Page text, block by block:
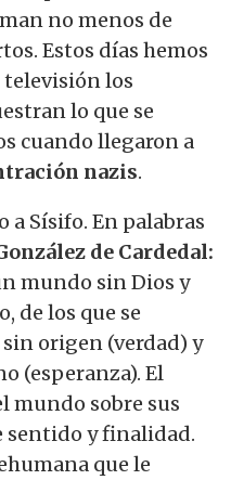
no menos de
Estos días hemos
televisión los
lo que se
cuando llegaron a
nazis.
a Sísifo. En palabras
de Cardedal:
mundo sin Dios y
de los que se
origen (verdad) y
(esperanza). El
mundo sobre sus
sentido y finalidad.
que le